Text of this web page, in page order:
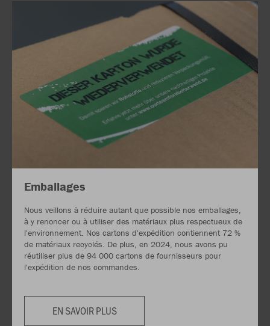
Emballages
Nous veillons à réduire autant que possible nos emballages,
à y renoncer ou à utiliser des matériaux plus respectueux de
l'environnement. Nos cartons d'expédition contiennent 72 %
de matériaux recyclés. De plus, en 2024, nous avons pu
réutiliser plus de 94 000 cartons de fournisseurs pour
l'expédition de nos commandes.
EN SAVOIR PLUS